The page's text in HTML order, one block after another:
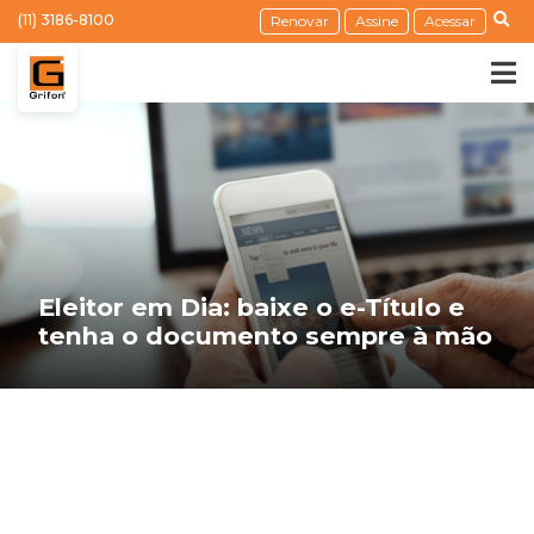
(11) 3186-8100 Renovar Assine Acessar
Eleitor em Dia: baixe o e-Título e
tenha o documento sempre à mão